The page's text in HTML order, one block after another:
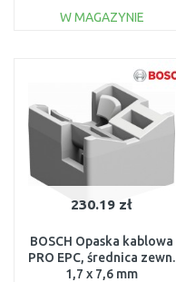
W MAGAZYNIE
Do porównania
230.19 zł
BOSCH Opaska kablowa
PRO EPC, średnica zewn.
1,7 x 7,6 mm